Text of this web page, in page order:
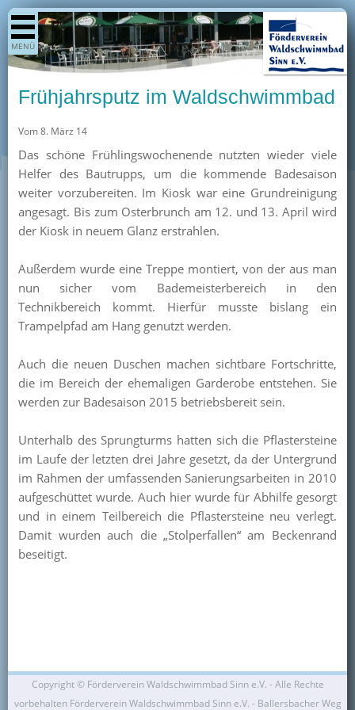
MENÜ
Shop
Aktuelles
Termine
Berichte
Bilder
/ Preise
Kurse
Unterstützer
Team
Mitglied werden
Frühjahrsputz im Waldschwimmbad
Vom 8. März 14
Das schöne Frühlingswochenende nutzten wieder viele
Helfer des Bautrupps, um die kommende Badesaison
weiter vorzubereiten. Im Kiosk war eine Grundreinigung
angesagt. Bis zum Osterbrunch am 12. und 13. April wird
der Kiosk in neuem Glanz erstrahlen.
Außerdem wurde eine Treppe montiert, von der aus man
nun sicher vom Bademeisterbereich in den
Technikbereich kommt. Hierfür musste bislang ein
Trampelpfad am Hang genutzt werden.
Auch die neuen Duschen machen sichtbare Fortschritte,
die im Bereich der ehemaligen Garderobe entstehen. Sie
werden zur Badesaison 2015 betriebsbereit sein.
Unterhalb des Sprungturms hatten sich die Pflastersteine
im Laufe der letzten drei Jahre gesetzt, da der Untergrund
im Rahmen der umfassenden Sanierungsarbeiten in 2010
aufgeschüttet wurde. Auch hier wurde für Abhilfe gesorgt
und in einem Teilbereich die Pflastersteine neu verlegt.
Damit wurden auch die „Stolperfallen“ am Beckenrand
beseitigt.
Copyright © Förderverein Waldschwimmbad Sinn e.V. - Alle Rechte
vorbehalten Förderverein Waldschwimmbad Sinn e.V. - Ballersbacher Weg